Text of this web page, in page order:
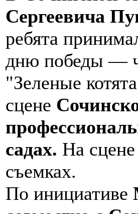
Сергеевича
ребята
дню победы —
"Зеленые
сцене
садах. На сцене
съемках.
По инициативе